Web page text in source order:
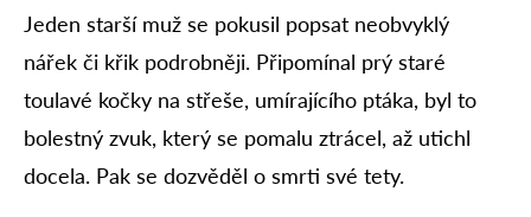
Jeden starší muž se pokusil popsat neobvyklý
nářek či křik podrobněji. Připomínal prý staré
toulavé kočky na střeše, umírajícího ptáka, byl to
bolestný zvuk, který se pomalu ztrácel, až utichl
docela. Pak se dozvěděl o smrti své tety.